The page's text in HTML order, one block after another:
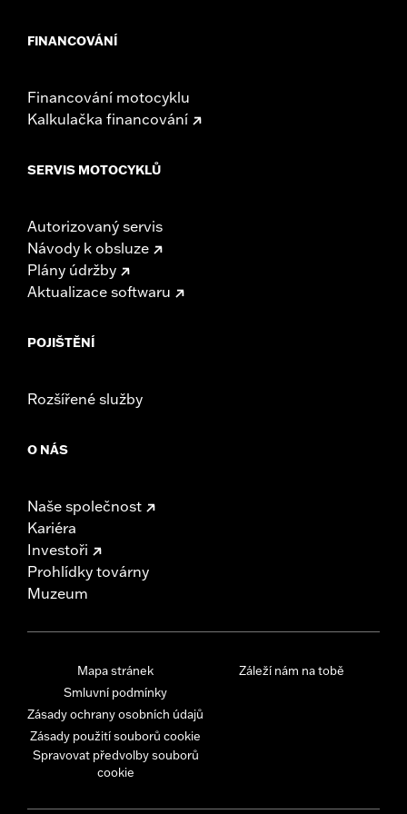
change in clutch and/or throttle cable and brake lines
meets applicable regulations.
FINANCOVÁNÍ
Financování motocyklu
Kalkulačka financování
SERVIS MOTOCYKLŮ
Autorizovaný servis
Návody k obsluze
Plány údržby
Aktualizace softwaru
POJIŠTĚNÍ
Rozšířené služby
O NÁS
Naše společnost
Kariéra
Investoři
Prohlídky továrny
Muzeum
Mapa stránek
Smluvní podmínky
Zásady ochrany osobních údajů
Zásady použití souborů cookie
Spravovat předvolby souborů
cookie
Záleží nám na tobě